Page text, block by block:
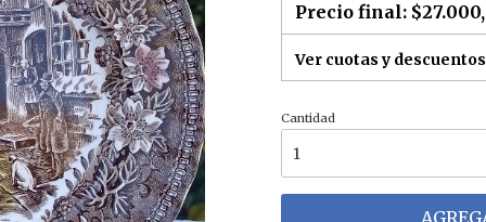
Precio final:
Ver cuotas y descuentos
Cantidad